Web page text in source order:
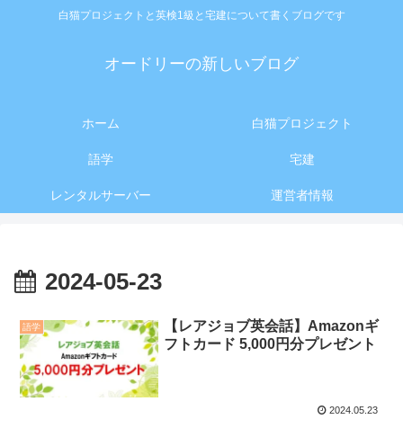
白猫プロジェクトと英検1級と宅建について書くブログです
オードリーの新しいブログ
ホーム 白猫プロジェクト
語学 宅建
レンタルサーバー 運営者情報
2024-05-23
語学
【レアジョブ英会話】Amazonギ
フトカード 5,000円分プレゼント
2024.05.23